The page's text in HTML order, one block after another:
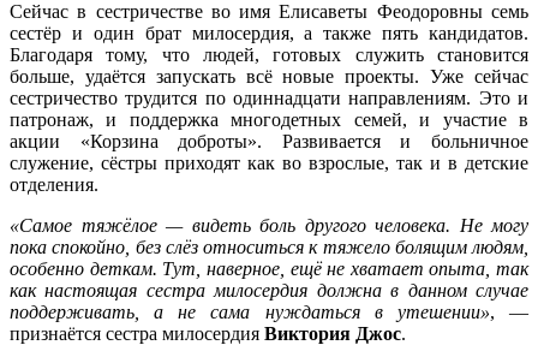
Сейчас в сестричестве во имя Елисаветы Феодоровны семь
сестёр и один брат милосердия, а также пять кандидатов.
Благодаря тому, что людей, готовых служить становится
больше, удаётся запускать всё новые проекты. Уже сейчас
сестричество трудится по одиннадцати направлениям. Это и
патронаж, и поддержка многодетных семей, и участие в
акции «Корзина доброты». Развивается и больничное
служение, сёстры приходят как во взрослые, так и в детские
отделения.
«Самое тяжёлое — видеть боль другого человека. Не могу
пока спокойно, без слёз относиться к тяжело болящим людям,
особенно деткам. Тут, наверное, ещё не хватает опыта, так
как настоящая сестра милосердия должна в данном случае
поддерживать, а не сама нуждаться в утешении», —
признаётся сестра милосердия Виктория Джос.